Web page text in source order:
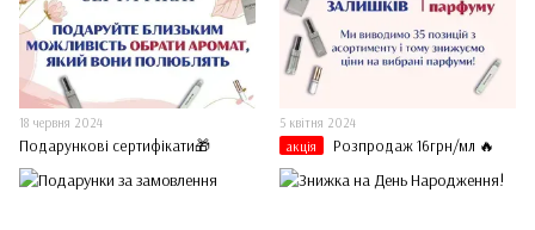
18 червня 2024
Подарункові сертифікати🎁
5 квітня 2024
акція Розпродаж 16грн/мл 🔥️️️️️️